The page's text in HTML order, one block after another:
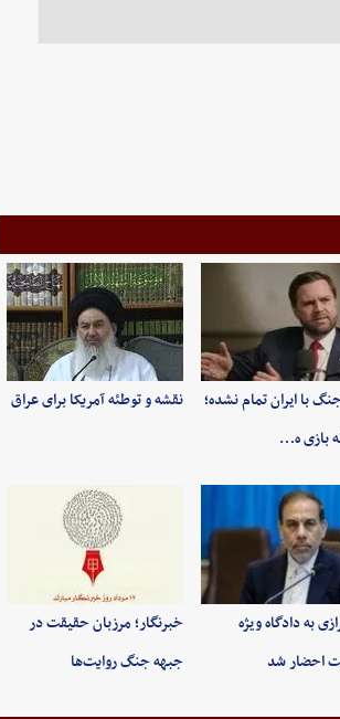
با ایران تمام نشده؛
بازی ه…
نقشه و توطئه آمریکا برای عراق
به دادگاه ویژه
احضار شد
خبرنگار؛ مرزبان حقیقت در
جبهه جنگ روایت‌ها